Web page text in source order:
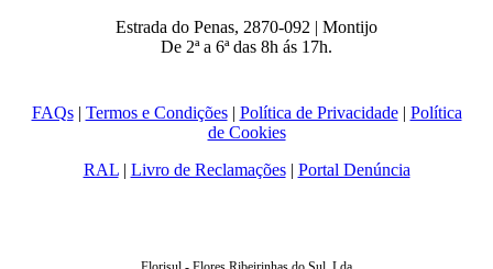
Estrada do Penas, 2870-092 | Montijo
De 2ª a 6ª das 8h ás 17h.
FAQs| Termos e Condições| Política de Privacidade| Política
de Cookies
RAL| Livro de Reclamações| Portal Denúncia